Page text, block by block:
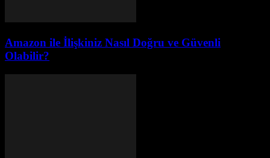
Amazon ile İlişkiniz Nasıl Doğru ve Güvenli
Olabilir?